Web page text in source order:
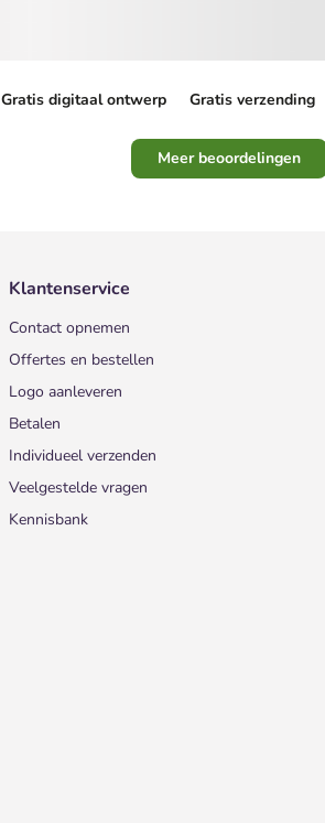
Gratis digitaal ontwerp Gratis verzending
Meer beoordelingen
Klantenservice
Contact opnemen
Offertes en bestellen
Logo aanleveren
Betalen
Individueel verzenden
Veelgestelde vragen
Kennisbank